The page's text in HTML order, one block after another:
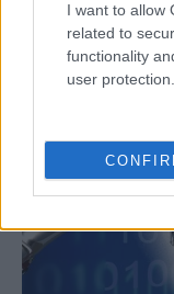
I want to allow
related to
functionality
user protection.
Un canadiense
CIENCIA Y